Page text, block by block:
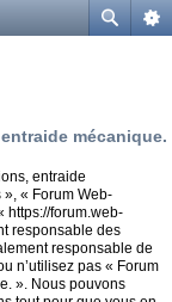
mécanique.
entraide
« Forum Web-
https://forum.web-
responsable des
responsable de
n’utilisez pas « Forum
». Nous pouvons